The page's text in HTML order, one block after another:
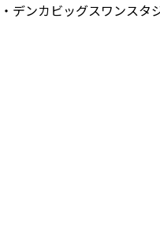
デンカビッグスワンス